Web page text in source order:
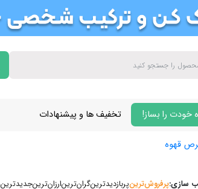
را بساز! تخفیف ها و پیشنهادات
قهوه
سازی:پرفروش‌ترین‌پربازدیدترینگران‌ترینارزان‌ترینجدیدترین